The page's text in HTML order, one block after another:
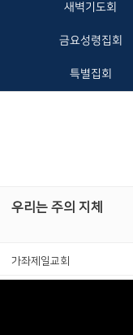
새벽기도회
금요성령집회
특별집회
우리는 주의 지체
가좌제일교회